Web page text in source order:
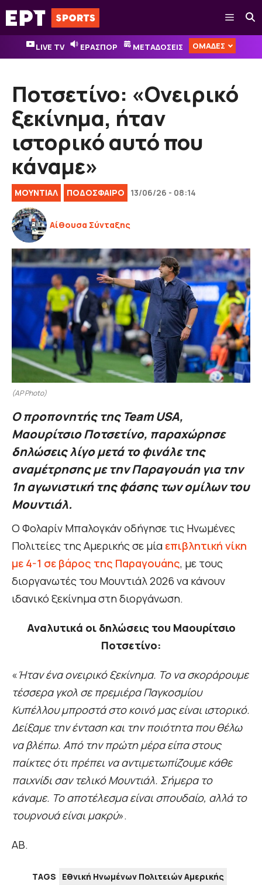
Μετάβαση
σε
περιεχόμενο
Μενού
LIVE TV ΕΡΑΣΠΟΡ ΜΕΤΑΔΟΣΕΙΣ ΟΜΑΔΕΣ
Ποτσετίνο: «Ονειρικό
ξεκίνημα, ήταν
ιστορικό αυτό που
κάναμε»
ΜΟΥΝΤΙΑΛ ΠΟΔΟΣΦΑΙΡΟ 13/06/26 - 08:14
Αίθουσα Σύνταξης
(AP Photo)
Ο προπονητής της Team USA,
Μαουρίτσιο Ποτσετίνο, παραχώρησε
δηλώσεις λίγο μετά το φινάλε της
αναμέτρησης με την Παραγουάη για την
1η αγωνιστική της φάσης των ομίλων του
Μουντιάλ.
Ο Φολαρίν Μπαλογκάν οδήγησε τις Ηνωμένες
Πολιτείες της Αμερικής σε μία επιβλητική νίκη
με 4-1 σε βάρος της Παραγουάης, με τους
διοργανωτές του Μουντιάλ 2026 να κάνουν
ιδανικό ξεκίνημα στη διοργάνωση.
Αναλυτικά οι δηλώσεις του Μαουρίτσιο
Ποτσετίνο:
«Ήταν ένα ονειρικό ξεκίνημα. Το να σκοράρουμε
τέσσερα γκολ σε πρεμιέρα Παγκοσμίου
Κυπέλλου μπροστά στο κοινό μας είναι ιστορικό.
Δείξαμε την ένταση και την ποιότητα που θέλω
να βλέπω. Από την πρώτη μέρα είπα στους
παίκτες ότι πρέπει να αντιμετωπίζουμε κάθε
παιχνίδι σαν τελικό Μουντιάλ. Σήμερα το
κάναμε. Το αποτέλεσμα είναι σπουδαίο, αλλά το
τουρνουά είναι μακρύ».
ΑΒ.
TAGS Εθνική Ηνωμένων Πολιτειών Αμερικής